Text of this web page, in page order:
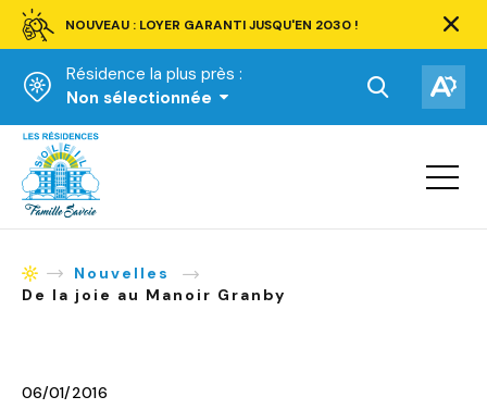
NOUVEAU : LOYER GARANTI JUSQU'EN 2030 !
barre
Résidence la plus près :
Non sélectionnée
Ouvrir
la
recherche.
la
Accueil
Ouvrir
la
AccueilNouvelles
De la joie au Manoir Granby
06/01/2016